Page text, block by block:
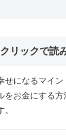
リックで読
せになるマイン
をお金にする